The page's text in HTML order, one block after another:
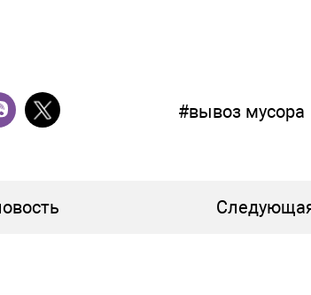
#вывоз мусора